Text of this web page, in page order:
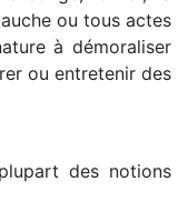
ou tous actes
à démoraliser
ou entretenir des
des notions